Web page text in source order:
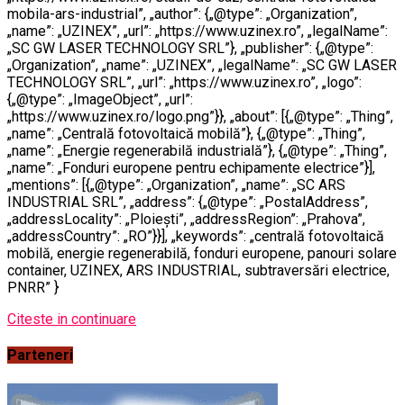
mobila-ars-industrial”, „author”: {„@type”: „Organization”,
„name”: „UZINEX”, „url”: „https://www.uzinex.ro”, „legalName”:
„SC GW LASER TECHNOLOGY SRL”}, „publisher”: {„@type”:
„Organization”, „name”: „UZINEX”, „legalName”: „SC GW LASER
TECHNOLOGY SRL”, „url”: „https://www.uzinex.ro”, „logo”:
{„@type”: „ImageObject”, „url”:
„https://www.uzinex.ro/logo.png”}}, „about”: [{„@type”: „Thing”,
„name”: „Centrală fotovoltaică mobilă”}, {„@type”: „Thing”,
„name”: „Energie regenerabilă industrială”}, {„@type”: „Thing”,
„name”: „Fonduri europene pentru echipamente electrice”}],
„mentions”: [{„@type”: „Organization”, „name”: „SC ARS
INDUSTRIAL SRL”, „address”: {„@type”: „PostalAddress”,
„addressLocality”: „Ploiești”, „addressRegion”: „Prahova”,
„addressCountry”: „RO”}}], „keywords”: „centrală fotovoltaică
mobilă, energie regenerabilă, fonduri europene, panouri solare
container, UZINEX, ARS INDUSTRIAL, subtraversări electrice,
PNRR” }
Citeste in continuare
Parteneri